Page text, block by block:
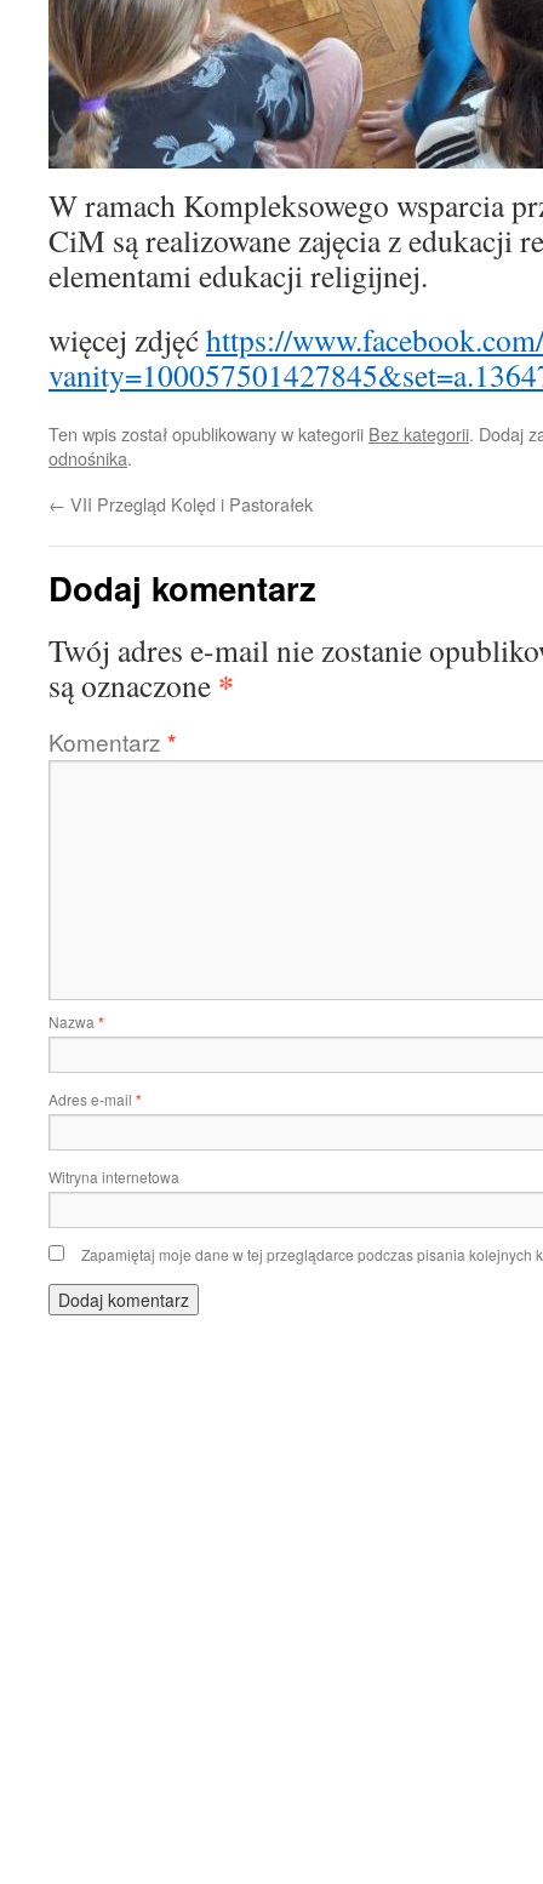
W ramach Kompleksowego wsparcia
CiM są realizowane zajęcia z edukacji
elementami edukacji religijnej.
więcej zdjęćhttps://
Ten wpis został opublikowany w kategorii Bez kategorii. Dodaj
odnośnika.
← VII Przegląd Kolęd i Pastorałek
Dodaj komentarz
Twój adres e-mail nie zostanie
są oznaczone *
Komentarz *
Nazwa *
Adres e-mail *
Witryna internetowa
Zapamiętaj moje dane w tej przeglądarce podczas pisania kolejnych